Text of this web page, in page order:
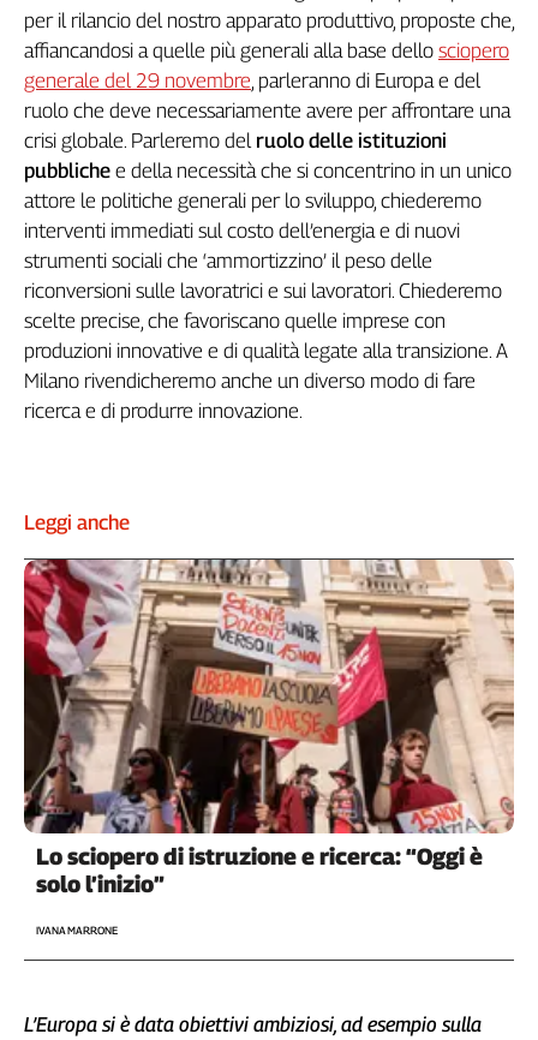
per il rilancio del nostro apparato produttivo, proposte che,
affiancandosi a quelle più generali alla base dello sciopero
generale del 29 novembre , parleranno di Europa e del
ruolo che deve necessariamente avere per affrontare una
crisi globale. Parleremo del ruolo delle istituzioni
pubbliche e della necessità che si concentrino in un unico
attore le politiche generali per lo sviluppo, chiederemo
interventi immediati sul costo dell’energia e di nuovi
strumenti sociali che ‘ammortizzino’ il peso delle
riconversioni sulle lavoratrici e sui lavoratori. Chiederemo
scelte precise, che favoriscano quelle imprese con
produzioni innovative e di qualità legate alla transizione. A
Milano rivendicheremo anche un diverso modo di fare
ricerca e di produrre innovazione.
Leggi anche
Lo sciopero di istruzione e ricerca: “Oggi è
solo l’inizio”
IVANA MARRONE
L’Europa si è data obiettivi ambiziosi, ad esempio sulla